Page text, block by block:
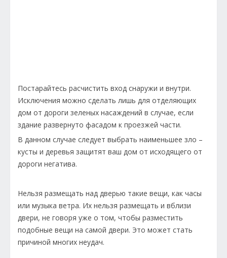
Постарайтесь расчистить вход снаружи и внутри.
Исключения можно сделать лишь для отделяющих
дом от дороги зеленых насаждений в случае, если
здание развернуто фасадом к проезжей части.
В данном случае следует выбрать наименьшее зло –
кусты и деревья защитят ваш дом от исходящего от
дороги негатива.
Нельзя размещать над дверью такие вещи, как часы
или музыка ветра. Их нельзя размещать и вблизи
двери, не говоря уже о том, чтобы разместить
подобные вещи на самой двери. Это может стать
причиной многих неудач.